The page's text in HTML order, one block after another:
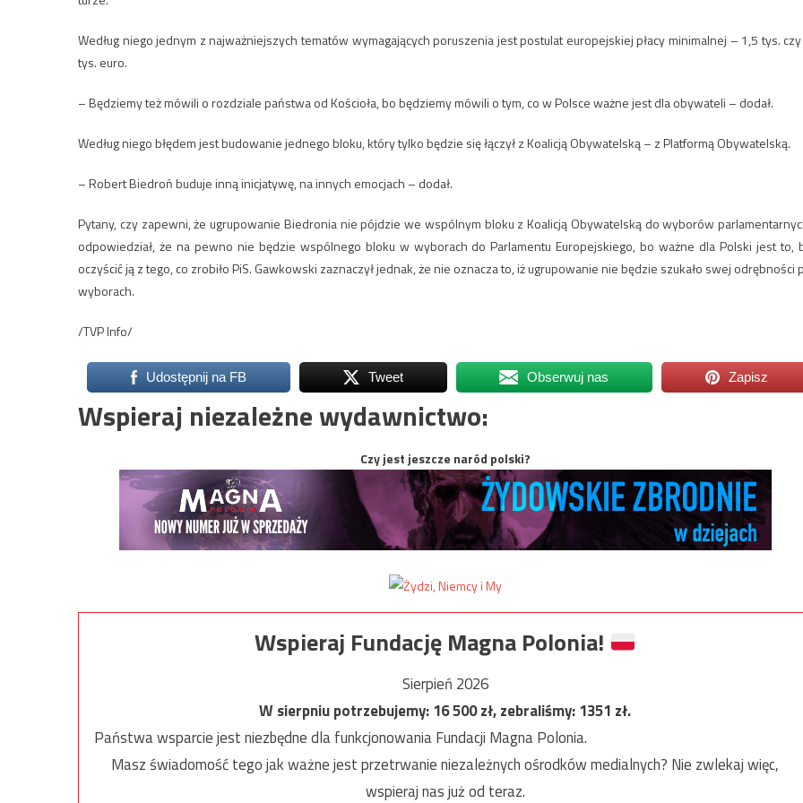
Według niego jednym z najważniejszych tematów wymagających poruszenia jest postulat europejskiej płacy minimalnej – 1,5 tys.
tys. euro.
– Będziemy też mówili o rozdziale państwa od Kościoła, bo będziemy mówili o tym, co w Polsce ważne jest dla obywateli – dodał.
Według niego błędem jest budowanie jednego bloku, który tylko będzie się łączył z Koalicją Obywatelską – z Platformą Obywatelską.
– Robert Biedroń buduje inną inicjatywę, na innych emocjach – dodał.
Pytany, czy zapewni, że ugrupowanie Biedronia nie pójdzie we wspólnym bloku z Koalicją Obywatelską do wyborów
odpowiedział, że na pewno nie będzie wspólnego bloku w wyborach do Parlamentu Europejskiego, bo ważne dla Polski jest to,
oczyścić ją z tego, co zrobiło PiS. Gawkowski zaznaczył jednak, że nie oznacza to, iż ugrupowanie nie będzie szukało swej odrębności
wyborach.
/TVP Info/
Udostępnij na FB Tweet Obserwuj nas Zapisz
Wspieraj niezależne wydawnictwo:
Czy jest jeszcze naród polski?
Wspieraj Fundację Magna Polonia!
Sierpień 2026
W sierpniu potrzebujemy:16 500zł, zebraliśmy:1351 zł.
Państwa wsparcie jest niezbędne dla funkcjonowania Fundacji Magna Polonia.
Masz świadomość tego jak ważne jest przetrwanie niezależnych ośrodków medialnych? Nie zwlekaj więc,
wspieraj nas już od teraz.